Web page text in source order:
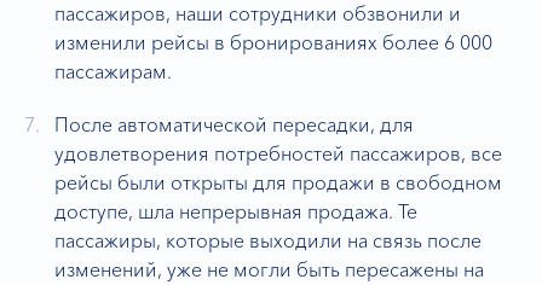
пассажиров, наши сотрудники обзвонили и
изменили рейсы в бронированиях более 6 000
пассажирам.
После автоматической пересадки, для
удовлетворения потребностей пассажиров, все
рейсы были открыты для продажи в свободном
доступе, шла непрерывная продажа. Те
пассажиры, которые выходили на связь после
изменений, уже не могли быть пересажены на